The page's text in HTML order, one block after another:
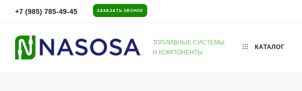
+7 (985) 785-49-45 ЗАКАЗАТЬ ЗВОНОК
ТОПЛИВНЫЕ СИСТЕМЫ
И КОМПОНЕНТЫ
КАТАЛОГ